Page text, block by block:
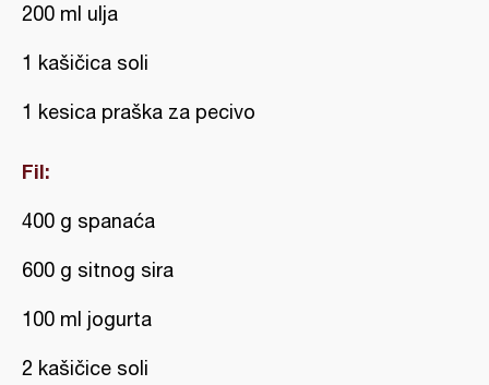
200 ml ulja
1 kašičica soli
1 kesica praška za pecivo
Fil:
400 g spanaća
600 g sitnog sira
100 ml jogurta
2 kašičice soli